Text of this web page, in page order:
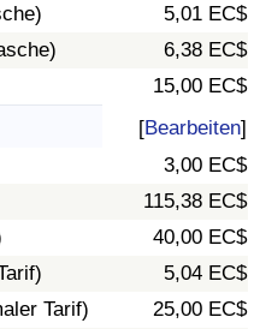
5,01 EC$
6,38 EC$
15,00 EC$
[Bearbeiten]
3,00 EC$
115,38 EC$
40,00 EC$
5,04 EC$
Tarif)
25,00 EC$